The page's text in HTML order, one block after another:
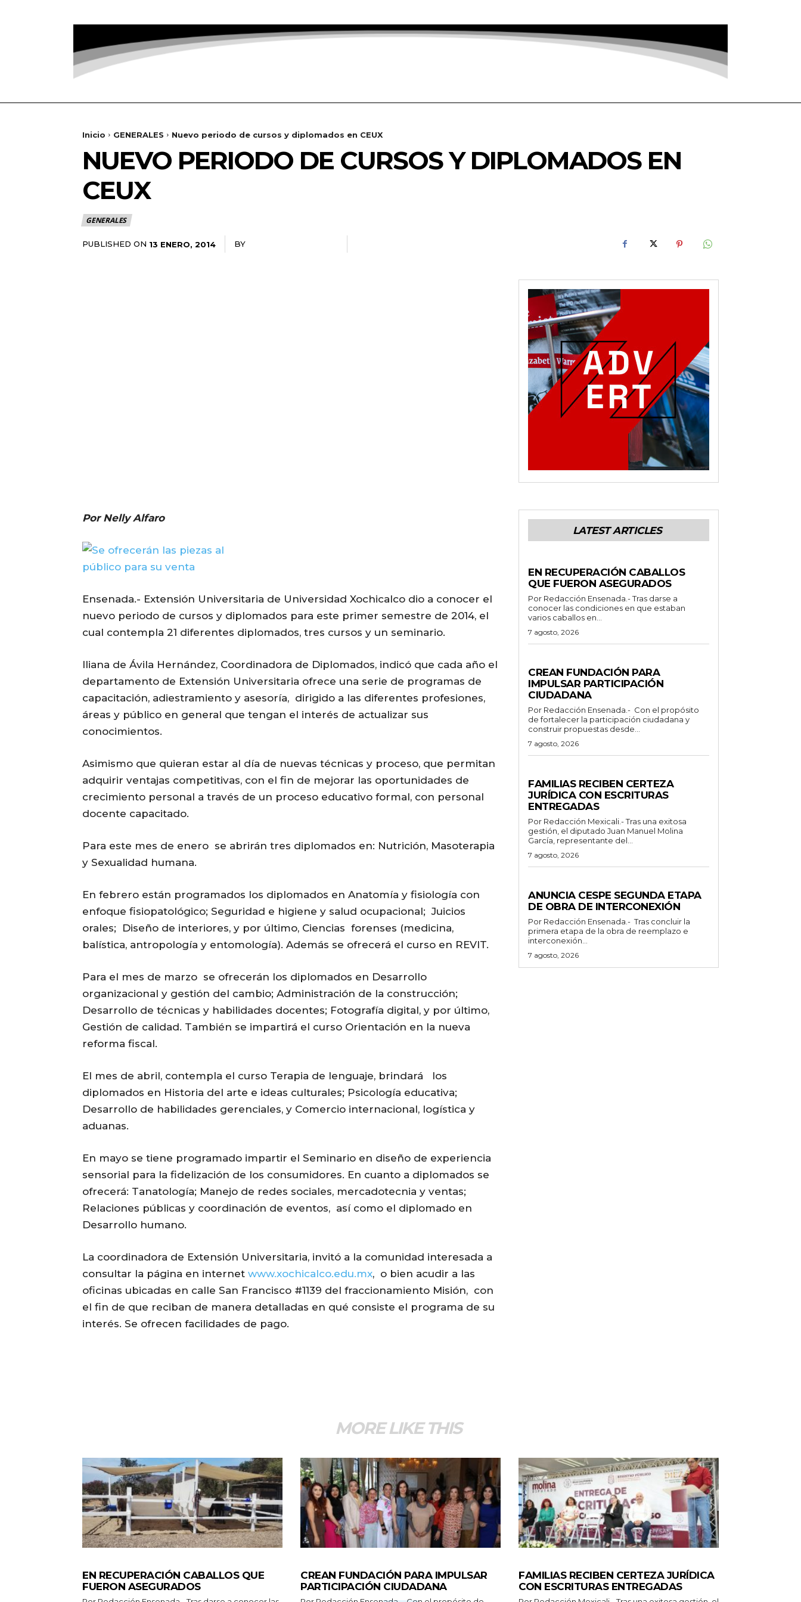
Inicio GENERALES Nuevo periodo de cursos y diplomados en CEUX
NUEVO PERIODO DE CURSOS Y DIPLOMADOS EN
CEUX
GENERALES
PUBLISHED ON 13 ENERO, 2014 BY
Por Nelly Alfaro
Ensenada.- Extensión Universitaria de Universidad Xochicalco dio a conocer el
nuevo periodo de cursos y diplomados para este primer semestre de 2014, el
cual contempla 21 diferentes diplomados, tres cursos y un seminario.
Iliana de Ávila Hernández, Coordinadora de Diplomados, indicó que cada año el
departamento de Extensión Universitaria ofrece una serie de programas de
capacitación, adiestramiento y asesoría, dirigido a las diferentes profesiones,
áreas y público en general que tengan el interés de actualizar sus
conocimientos.
Asimismo que quieran estar al día de nuevas técnicas y proceso, que permitan
adquirir ventajas competitivas, con el fin de mejorar las oportunidades de
crecimiento personal a través de un proceso educativo formal, con personal
docente capacitado.
Para este mes de enero se abrirán tres diplomados en: Nutrición, Masoterapia
y Sexualidad humana.
En febrero están programados los diplomados en Anatomía y fisiología con
enfoque fisiopatológico; Seguridad e higiene y salud ocupacional; Juicios
orales; Diseño de interiores, y por último, Ciencias forenses (medicina,
balística, antropología y entomología). Además se ofrecerá el curso en REVIT.
Para el mes de marzo se ofrecerán los diplomados en Desarrollo
organizacional y gestión del cambio; Administración de la construcción;
Desarrollo de técnicas y habilidades docentes; Fotografía digital, y por último,
Gestión de calidad. También se impartirá el curso Orientación en la nueva
reforma fiscal.
El mes de abril, contempla el curso Terapia de lenguaje, brindará los
diplomados en Historia del arte e ideas culturales; Psicología educativa;
Desarrollo de habilidades gerenciales, y Comercio internacional, logística y
aduanas.
En mayo se tiene programado impartir el Seminario en diseño de experiencia
sensorial para la fidelización de los consumidores. En cuanto a diplomados se
ofrecerá: Tanatología; Manejo de redes sociales, mercadotecnia y ventas;
Relaciones públicas y coordinación de eventos, así como el diplomado en
Desarrollo humano.
La coordinadora de Extensión Universitaria, invitó a la comunidad interesada a
consultar la página en internet www.xochicalco.edu.mx, o bien acudir a las
oficinas ubicadas en calle San Francisco #1139 del fraccionamiento Misión, con
el fin de que reciban de manera detalladas en qué consiste el programa de su
interés. Se ofrecen facilidades de pago.
LATEST ARTICLES
EN RECUPERACIÓN CABALLOS
QUE FUERON ASEGURADOS
Por Redacción Ensenada.- Tras darse a
conocer las condiciones en que estaban
varios caballos en...
7 agosto, 2026
CREAN FUNDACIÓN PARA
IMPULSAR PARTICIPACIÓN
CIUDADANA
Por Redacción Ensenada.- Con el propósito
de fortalecer la participación ciudadana y
construir propuestas desde...
7 agosto, 2026
FAMILIAS RECIBEN CERTEZA
JURÍDICA CON ESCRITURAS
ENTREGADAS
Por Redacción Mexicali.- Tras una exitosa
gestión, el diputado Juan Manuel Molina
García, representante del...
7 agosto, 2026
ANUNCIA CESPE SEGUNDA ETAPA
DE OBRA DE INTERCONEXIÓN
Por Redacción Ensenada.- Tras concluir la
primera etapa de la obra de reemplazo e
interconexión...
7 agosto, 2026
MORE LIKE THIS
EN RECUPERACIÓN CABALLOS QUE
FUERON ASEGURADOS
CREAN FUNDACIÓN PARA IMPULSAR
PARTICIPACIÓN CIUDADANA
FAMILIAS RECIBEN CERTEZA JURÍDICA
CON ESCRITURAS ENTREGADAS